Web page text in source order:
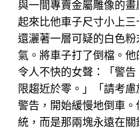
與一間專賣金屬雕像的
起來比他車子尺寸小上
還灑著一層可疑的白色
氣。將車子打了倒檔。
令人不快的女聲：「警
限趨近於零。」「請考
警告，開始緩慢地倒車
統，而是那兩塊永遠在